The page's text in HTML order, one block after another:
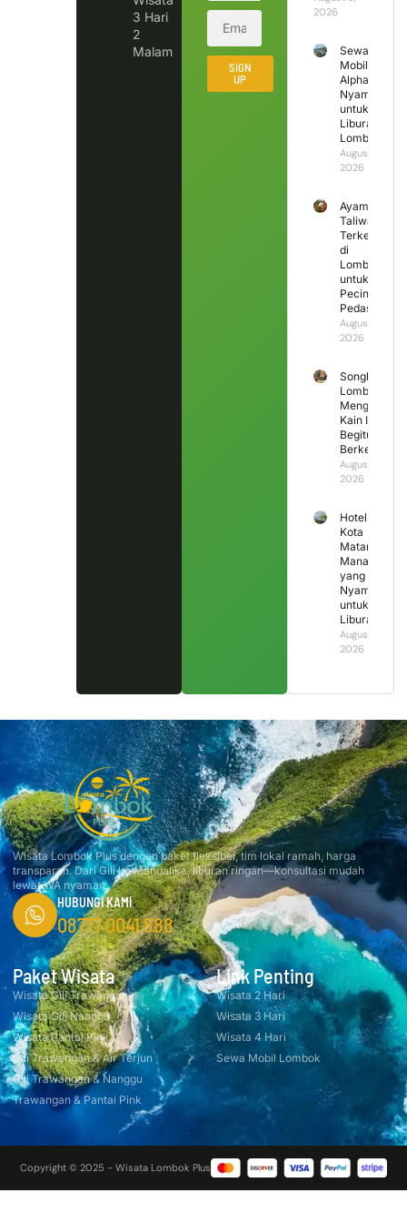
3 Hari
2
Malam
SIGN
UP
2026
Sewa
Mobil
Alphard
Nyaman
untuk
Liburan
Lombok
August 7,
2026
Ayam
Taliwang
Terkenal
di
Lombok
untuk
Pecinta
Pedas
August 6,
2026
Songket
Lombok
Mengapa
Kain Ini
Begitu
Berkesan?
August 5,
2026
Hotel di
Kota
Mataram
Mana
yang
Nyaman
untuk
Liburan?
August 4,
2026
Wisata Lombok Plus dengan paket fleksibel, tim lokal ramah, harga
transparan. Dari Gili ke Mandalika, liburan ringan—konsultasi mudah
lewat WA nyaman.
HUBUNGI KAMI
08777 0041 888
Paket Wisata
Wisata Gili Trawangan
Wisata Gili Nanggu
Wisata Pantai Pink
Gili Trawangan & Air Terjun
Gili Trawangan & Nanggu
Trawangan & Pantai Pink
Link Penting
Wisata 2 Hari
Wisata 3 Hari
Wisata 4 Hari
Sewa Mobil Lombok
Copyright © 2025 - Wisata Lombok Plus